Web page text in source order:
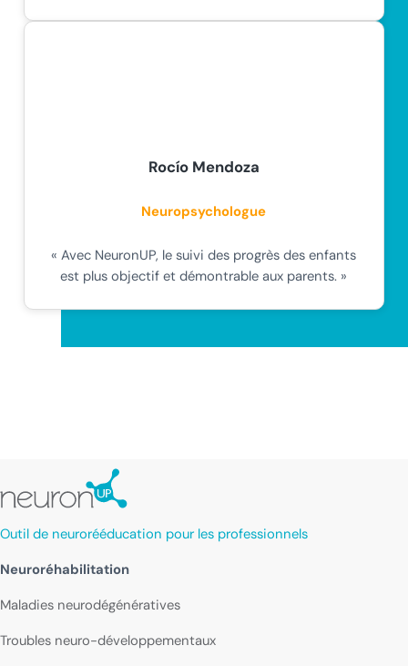
Rocío Mendoza
Neuropsychologue
« Avec NeuronUP, le suivi des progrès des enfants
est plus objectif et démontrable aux parents. »
Outil de neurorééducation pour les professionnels
Neuroréhabilitation
Maladies neurodégénératives
Troubles neuro-développementaux